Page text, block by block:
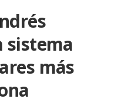
sistema
más